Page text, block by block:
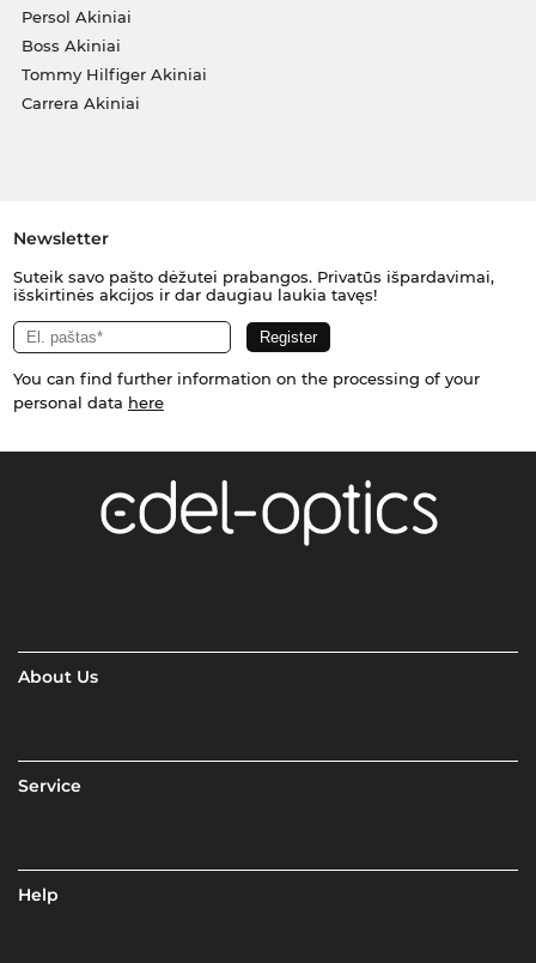
Persol Akiniai
Boss Akiniai
Tommy Hilfiger Akiniai
Carrera Akiniai
Newsletter
Suteik savo pašto dėžutei prabangos. Privatūs išpardavimai,
išskirtinės akcijos ir dar daugiau laukia tavęs!
You can find further information on the processing of your
personal data here
About Us
Service
Help